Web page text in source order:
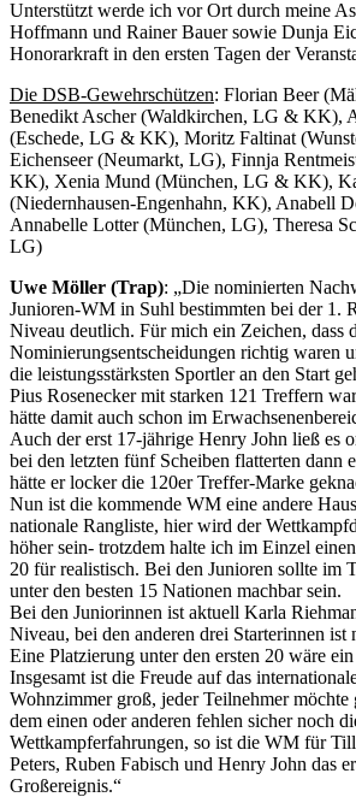
Unterstützt werde ich vor Ort durch meine
Hoffmann und Rainer Bauer sowie Dunja
Honorarkraft in den ersten Tagen der
Die DSB-Gewehrschützen: Florian Beer
Benedikt Ascher (Waldkirchen, LG & KK),
(Eschede, LG & KK), Moritz Faltinat
Eichenseer (Neumarkt, LG), Finnja
KK), Xenia Mund (München, LG & KK),
(Niedernhausen-Engenhahn, KK), Anabell
Annabelle Lotter (München, LG), Theresa
LG)
Uwe Möller (Trap): „Die nominierten
Junioren-WM in Suhl bestimmten bei der 1.
Niveau deutlich. Für mich ein Zeichen, dass
Nominierungsentscheidungen richtig waren
die leistungsstärksten Sportler an den Start
Pius Rosenecker mit starken 121 Treffern
hätte damit auch schon im
Auch der erst 17-jährige Henry John ließ es
bei den letzten fünf Scheiben flatterten dann
hätte er locker die 120er Treffer-Marke
Nun ist die kommende WM eine andere
nationale Rangliste, hier wird der
höher sein- trotzdem halte ich im Einzel
20 für realistisch. Bei den Junioren sollte im
unter den besten 15 Nationen machbar sein.
Bei den Juniorinnen ist aktuell Karla
Niveau, bei den anderen drei Starterinnen ist
Eine Platzierung unter den ersten 20 wäre
Insgesamt ist die Freude auf das
Wohnzimmer groß, jeder Teilnehmer möchte
dem einen oder anderen fehlen sicher noch
Wettkampferfahrungen, so ist die WM für
Peters, Ruben Fabisch und Henry John das
Großereignis.“